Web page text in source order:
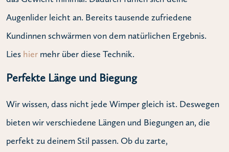
Augenlider leicht an. Bereits tausende zufriedene
Kundinnen schwärmen von dem natürlichen Ergebnis.
Lies hier mehr über diese Technik.
Perfekte Länge und Biegung
Wir wissen, dass nicht jede Wimper gleich ist. Deswegen
bieten wir verschiedene Längen und Biegungen an, die
perfekt zu deinem Stil passen. Ob du zarte,